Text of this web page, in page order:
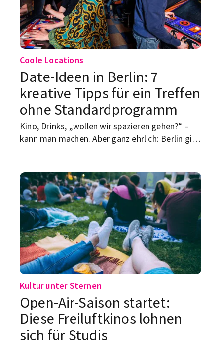
Coole Locations
Date-Ideen in Berlin: 7
kreative Tipps für ein Treffen
ohne Standardprogramm
Kino, Drinks, „wollen wir spazieren gehen?“ –
kann man machen. Aber ganz ehrlich: Berlin gibt
Kultur unter Sternen
Open-Air-Saison startet:
Diese Freiluftkinos lohnen
sich für Studis